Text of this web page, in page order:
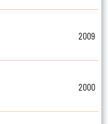
2009
2000